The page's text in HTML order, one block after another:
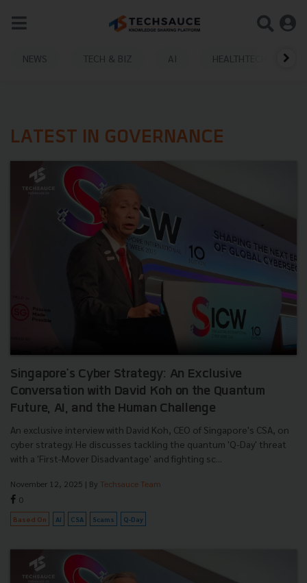
NEWS TECH & BIZ AI HEALTHTECH
LATEST IN GOVERNANCE
Singapore's Cyber Strategy: An Exclusive
Conversation with David Koh on the Quantum
Future, AI, and the Human Challenge
An exclusive interview with David Koh, CEO of Singapore's CSA, on
cyber strategy. He discusses tackling the quantum 'Q-Day' threat
with a 'First-Mover Disadvantage' and fighting sc...
November 12, 2025 | By Techsauce Team
0
Based On AI CSA Scams Q-Day